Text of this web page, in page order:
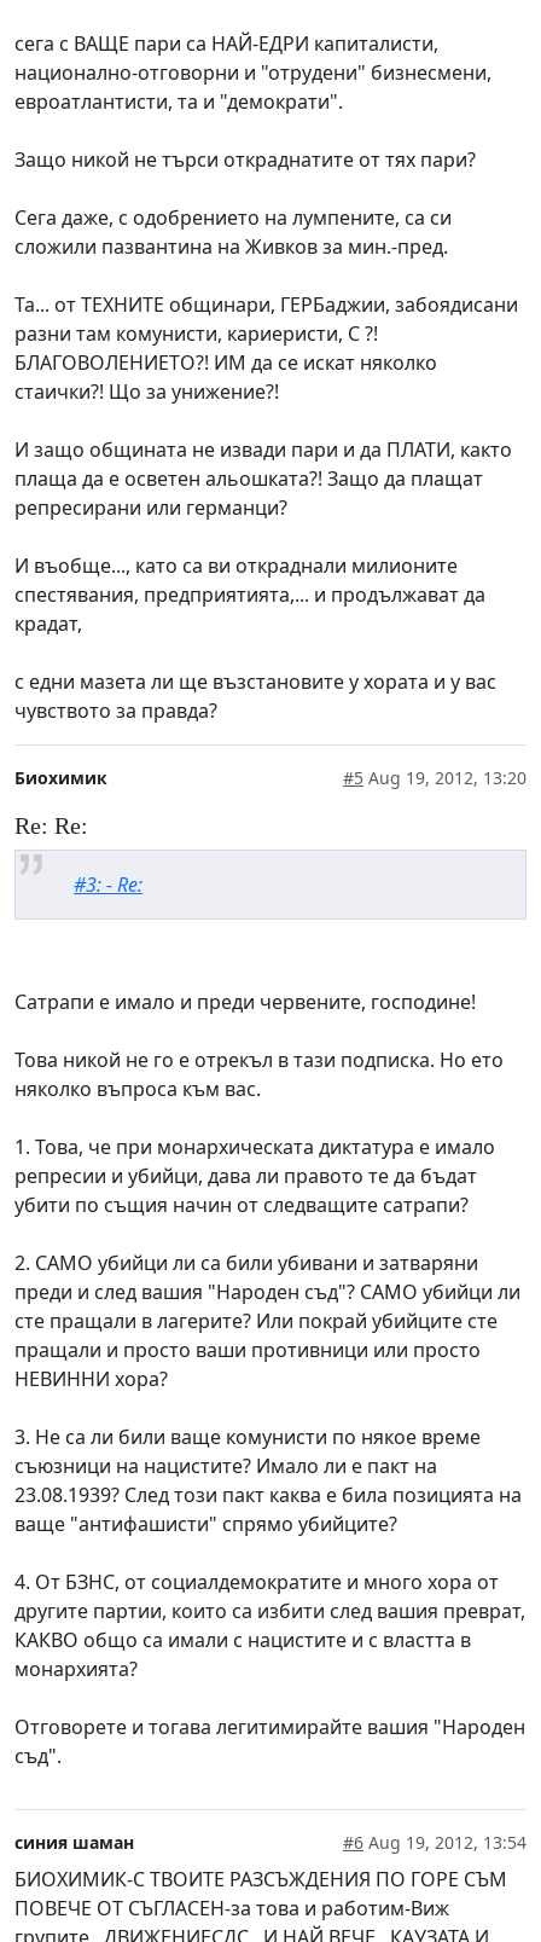
сега с ВАЩЕ пари са НАЙ-ЕДРИ капиталисти,
национално-отговорни и "отрудени" бизнесмени,
евроатлантисти, та и "демократи".
Защо никой не търси откраднатите от тях пари?
Сега даже, с одобрението на лумпените, са си
сложили пазвантина на Живков за мин.-пред.
Та... от ТЕХНИТЕ общинари, ГЕРБаджии, забоядисани
разни там комунисти, кариеристи, С ?!
БЛАГОВОЛЕНИЕТО?! ИМ да се искат няколко
стаички?! Що за унижение?!
И защо общината не извади пари и да ПЛАТИ, както
плаща да е осветен альошката?! Защо да плащат
репресирани или германци?
И въобще..., като са ви откраднали милионите
спестявания, предприятията,... и продължават да
крадат,
с едни мазета ли ще възстановите у хората и у вас
чувството за правда?
Биохимик #5 Aug 19, 2012, 13:20
Re: Re:
#3: - Re:
Сатрапи е имало и преди червените, господине!
Това никой не го е отрекъл в тази подписка. Но ето
няколко въпроса към вас.
1. Това, че при монархическата диктатура е имало
репресии и убийци, дава ли правото те да бъдат
убити по същия начин от следващите сатрапи?
2. САМО убийци ли са били убивани и затваряни
преди и след вашия "Народен съд"? САМО убийци ли
сте пращали в лагерите? Или покрай убийците сте
пращали и просто ваши противници или просто
НЕВИННИ хора?
3. Не са ли били ваще комунисти по някое време
съюзници на нацистите? Имало ли е пакт на
23.08.1939? След този пакт каква е била позицията на
ваще "антифашисти" спрямо убийците?
4. От БЗНС, от социалдемократите и много хора от
другите партии, които са избити след вашия преврат,
КАКВО общо са имали с нацистите и с властта в
монархията?
Отговорете и тогава легитимирайте вашия "Народен
съд".
синия шаман #6 Aug 19, 2012, 13:54
БИОХИМИК-С ТВОИТЕ РАЗСЪЖДЕНИЯ ПО ГОРЕ СЪМ
ПОВЕЧЕ ОТ СЪГЛАСЕН-за това и работим-Виж